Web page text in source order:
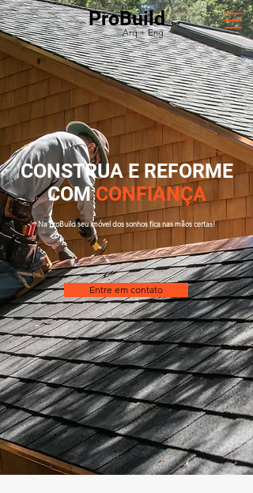
ProBuild
Arq + Eng
CONSTRUA E REFORME
COMCONFIANÇA
NaProBuildseu imóvel dos sonhos fica nas mãos certas!
Entre em contato